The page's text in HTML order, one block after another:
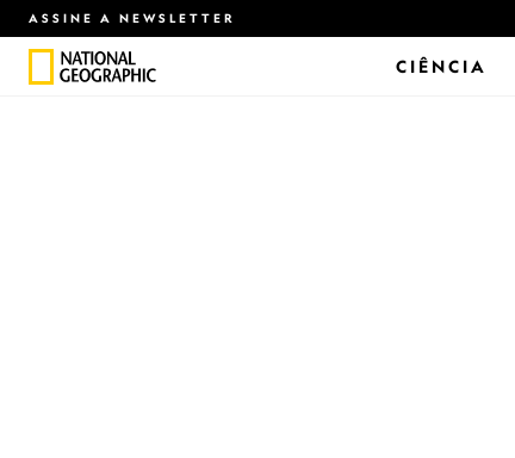
ASSINE A NEWSLETTER
CIÊNCIA